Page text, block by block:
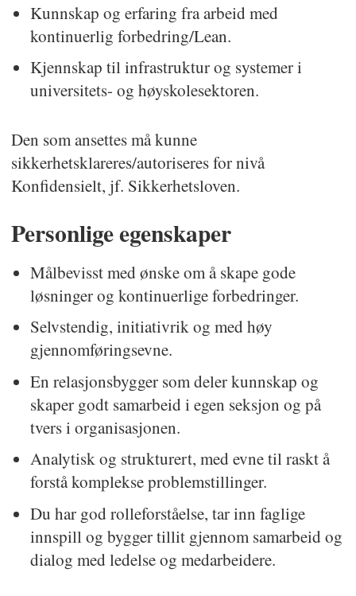
Kunnskap og erfaring fra arbeid med
kontinuerlig forbedring/Lean.
Kjennskap til infrastruktur og systemer i
universitets- og høyskolesektoren.
Den som ansettes må kunne
sikkerhetsklareres/autoriseres for nivå
Konfidensielt, jf. Sikkerhetsloven.
Personlige egenskaper
Målbevisst med ønske om å skape gode
løsninger og kontinuerlige forbedringer.
Selvstendig, initiativrik og med høy
gjennomføringsevne.
En relasjonsbygger som deler kunnskap og
skaper godt samarbeid i egen seksjon og på
tvers i organisasjonen.
Analytisk og strukturert, med evne til raskt å
forstå komplekse problemstillinger.
Du har god rolleforståelse, tar inn faglige
innspill og bygger tillit gjennom samarbeid og
dialog med ledelse og medarbeidere.